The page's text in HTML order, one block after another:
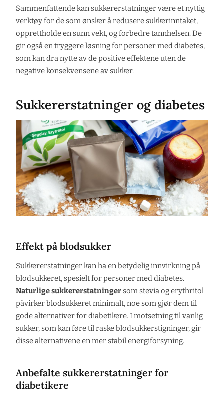
Sammenfattende kan sukkererstatninger være et nyttig
verktøy for de som ønsker å redusere sukkerinntaket,
opprettholde en sunn vekt, og forbedre tannhelsen. De
gir også en tryggere løsning for personer med diabetes,
som kan dra nytte av de positive effektene uten de
negative konsekvensene av sukker.
Sukkererstatninger og diabetes
Effekt på blodsukker
Sukkererstatninger kan ha en betydelig innvirkning på
blodsukkeret, spesielt for personer med diabetes.
Naturlige sukkererstatninger som stevia og erythritol
påvirker blodsukkeret minimalt, noe som gjør dem til
gode alternativer for diabetikere. I motsetning til vanlig
sukker, som kan føre til raske blodsukkerstigninger, gir
disse alternativene en mer stabil energiforsyning.
Anbefalte sukkererstatninger for
diabetikere